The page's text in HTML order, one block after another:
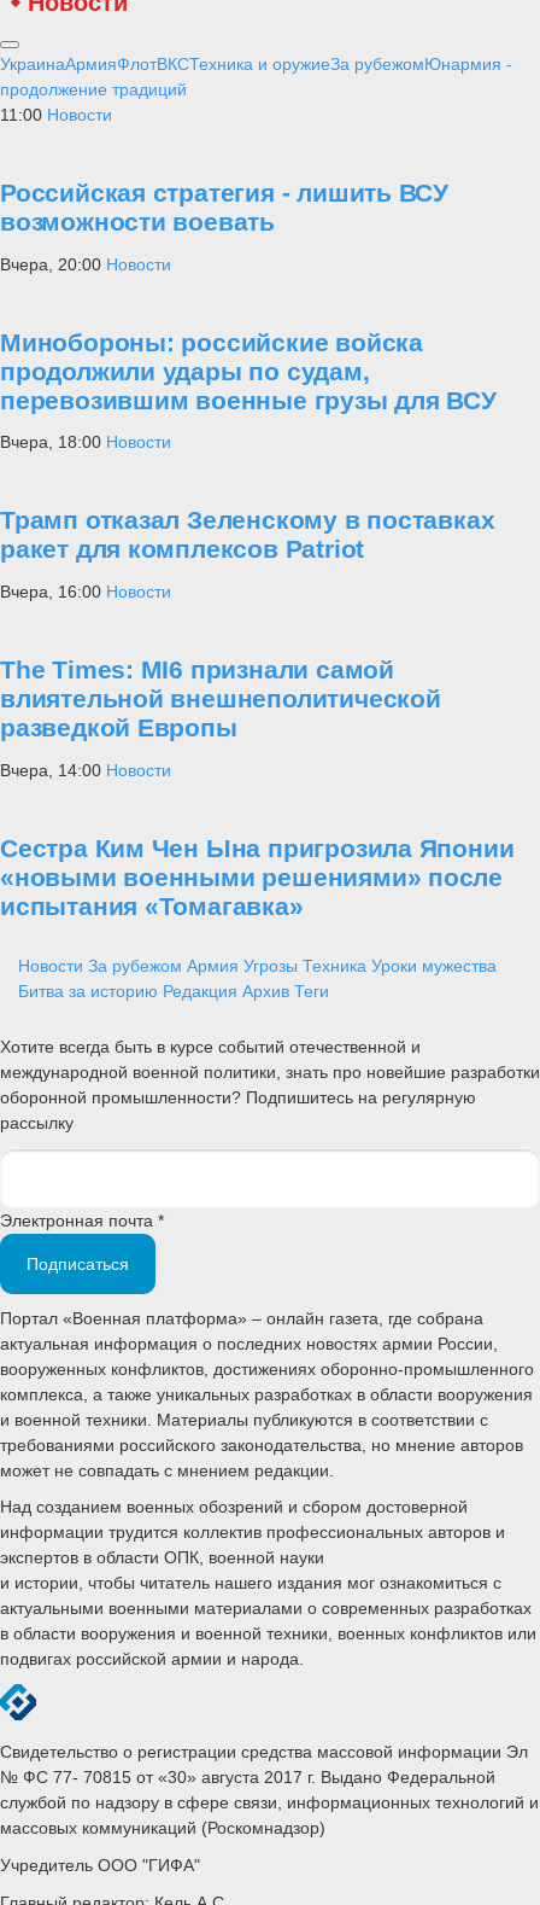
УкраинаАрмияФлотВКСТехника и оружиеЗа рубежомЮнармия -
продолжение традиций
11:00 Новости
Российская стратегия - лишить ВСУ
возможности воевать
Вчера, 20:00 Новости
Минобороны: российские войска
продолжили удары по судам,
перевозившим военные грузы для ВСУ
Вчера, 18:00 Новости
Трамп отказал Зеленскому в поставках
ракет для комплексов Patriot
Вчера, 16:00 Новости
The Times: MI6 признали самой
влиятельной внешнеполитической
разведкой Европы
Вчера, 14:00 Новости
Сестра Ким Чен Ына пригрозила Японии
«новыми военными решениями» после
испытания «Томагавка»
Новости За рубежом Армия Угрозы Техника Уроки мужества
Битва за историю Редакция Архив Теги
Хотите всегда быть в курсе событий отечественной и
международной военной политики, знать про новейшие разработки
оборонной промышленности? Подпишитесь на регулярную
рассылку
Электронная почта *
Подписаться
Портал «Военная платформа» – онлайн газета, где собрана
актуальная информация о последних новостях армии России,
вооруженных конфликтов, достижениях оборонно-промышленного
комплекса, а также уникальных разработках в области вооружения
и военной техники. Материалы публикуются в соответствии с
требованиями российского законодательства, но мнение авторов
может не совпадать с мнением редакции.
Над созданием военных обозрений и сбором достоверной
информации трудится коллектив профессиональных авторов и
экспертов в области ОПК, военной науки
и истории, чтобы читатель нашего издания мог ознакомиться с
актуальными военными материалами о современных разработках
в области вооружения и военной техники, военных конфликтов или
подвигах российской армии и народа.
Свидетельство о регистрации средства массовой информации Эл
№ ФС 77- 70815 от «30» августа 2017 г. Выдано Федеральной
службой по надзору в сфере связи, информационных технологий и
массовых коммуникаций (Роскомнадзор)
Учредитель ООО "ГИФА"